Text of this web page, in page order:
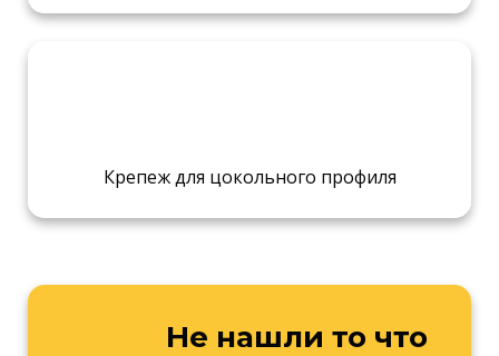
Крепеж для цокольного профиля
Не нашли то что